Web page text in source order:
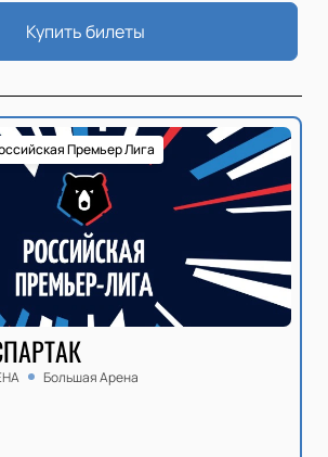
Купить билеты
Премьер Лига
Большая Арена